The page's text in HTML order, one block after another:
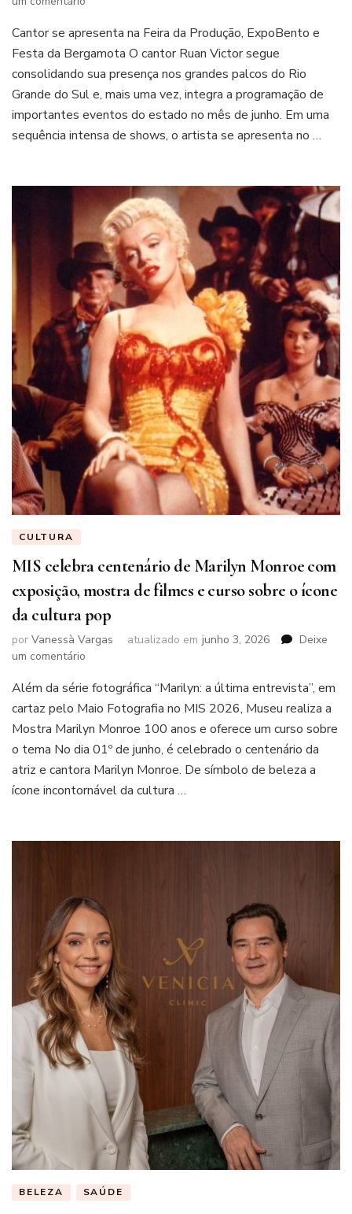
Victor
confirma
em
três
grandes
eventos
Sul
Cantor se apresenta na Feira da Produção, ExpoBento e
Festa da Bergamota O cantor Ruan Victor segue
consolidando sua presença nos grandes palcos do Rio
Grande do Sul e, mais uma vez, integra a programação de
importantes eventos do estado no mês de junho. Em uma
sequência intensa de shows, o artista se apresenta no …
CULTURA
MIS celebra centenário de Marilyn Monroe com
exposição, mostra de filmes e curso sobre o ícone
da cultura pop
por Vanessà Vargas atualizado em junho 3, 2026
Deixe
um comentário
celebra
centenário
Marilyn
Monroe
com
exposição,
filmes
o
ícone
da
cultura
pop
Além da série fotográfica “Marilyn: a última entrevista”, em
cartaz pelo Maio Fotografia no MIS 2026, Museu realiza a
Mostra Marilyn Monroe 100 anos e oferece um curso sobre
o tema No dia 01º de junho, é celebrado o centenário da
atriz e cantora Marilyn Monroe. De símbolo de beleza a
ícone incontornável da cultura …
BELEZA SAÚDE